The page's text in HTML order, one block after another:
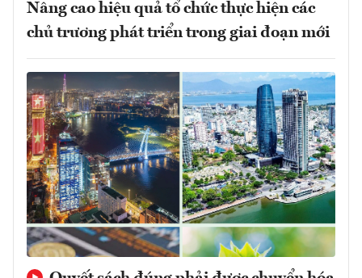
Nâng cao hiệu quả tổ chức thực hiện các
chủ trương phát triển trong giai đoạn mới